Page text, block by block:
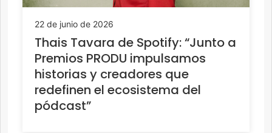
22 de junio de 2026
Thais Tavara de Spotify: “Junto a
Premios PRODU impulsamos
historias y creadores que
redefinen el ecosistema del
pódcast”